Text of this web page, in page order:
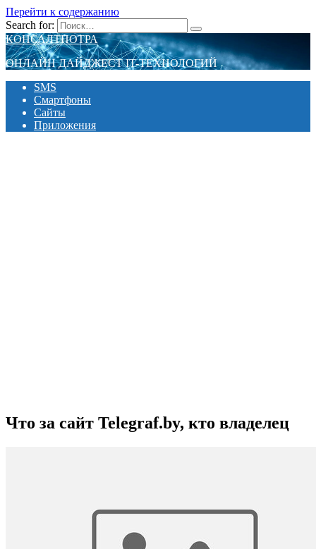
Перейти к содержанию
Search for:
КОНСАЛТПОТРА
ОНЛАЙН ДАЙДЖЕСТ IT-ТЕХНОЛОГИЙ
SMS
Смартфоны
Сайты
Приложения
Что за сайт Telegraf.by, кто владелец